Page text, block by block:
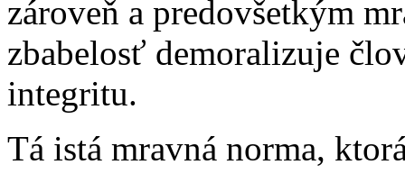
zároveň a predovšetkým
zbabelosť demoralizuje
integritu.
Tá istá mravná norma,